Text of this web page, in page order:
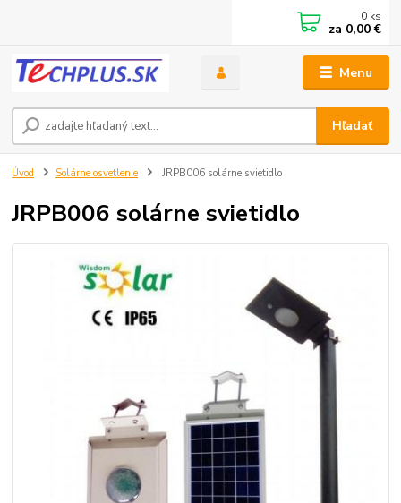
Menu
Hľadať
0 ks
za 0,00 €
Úvod Solárne osvetlenie JRPB006 solárne svietidlo
JRPB006 solárne svietidlo